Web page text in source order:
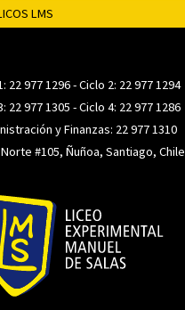
LMS
22 977 1296- Ciclo 2: 22 977 1294
22 977 1305 - Ciclo 4: 22 977 1286
y Finanzas: 22 977 1310
#105, Ñuñoa, Santiago, Chile